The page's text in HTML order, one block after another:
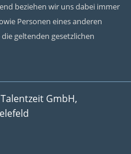
beziehen wir uns dabei immer
Personen eines anderen
geltenden gesetzlichen
GmbH,